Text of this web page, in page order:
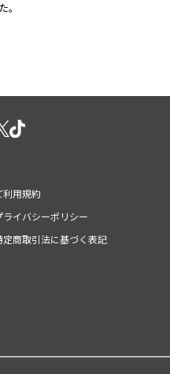
。
利用規約
ライバシーポリシー
定商取引法に基づく表記